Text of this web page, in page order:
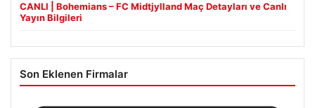
CANLI | Bohemians – FC Midtjylland Maç Detayları ve Canlı
Yayın Bilgileri
Son Eklenen Firmalar